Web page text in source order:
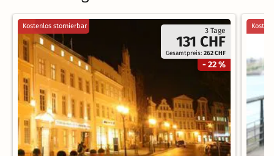
3 Tage
131 CHF
Gesamtpreis:262 CHF
- 22 %
Kostenlos stornierbar